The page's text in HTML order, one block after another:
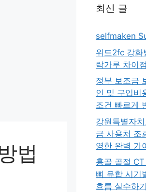
법
최신 글
selfmaken
위드2fc 강화
락가루 차이점
정부 보조금
인 및 구입비
조건 빠르게
강원특별자
금 사용처 조
영한 완벽 가
흉골 골절
뼈 유합 시기
흐름 실수하